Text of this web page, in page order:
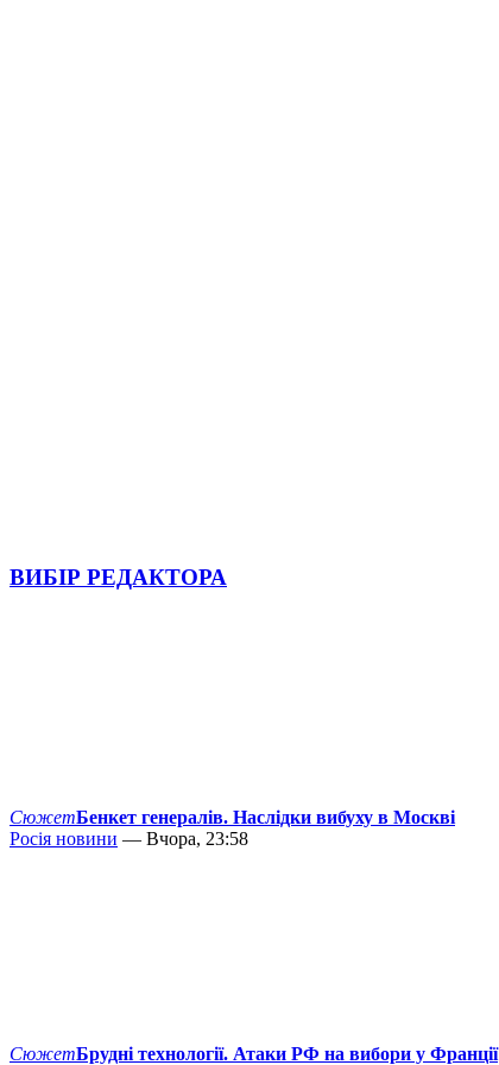
ВИБІР РЕДАКТОРА
СюжетБенкет генералів. Наслідки вибуху в Москві
Росія новини — Вчора, 23:58
СюжетБрудні технології. Атаки РФ на вибори у Франції